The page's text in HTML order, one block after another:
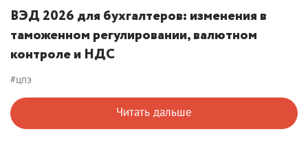
ВЭД 2026 для бухгалтеров: изменения в
таможенном регулировании, валютном
контроле и НДС
#цпэ
Читать дальше